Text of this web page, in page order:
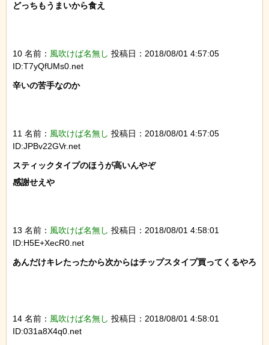
どっちもうまいから食え
10 名前： 風吹けば名無し 投稿日：2018/08/01 4:57:05
ID:T7yQfUMs0.net
辛いの苦手なのか
11 名前： 風吹けば名無し 投稿日：2018/08/01 4:57:05
ID:JPBv22GVr.net
スティックタイプのほうが高いんやぞ
感謝せえや
13 名前： 風吹けば名無し 投稿日：2018/08/01 4:58:01
ID:H5E+XecR0.net
あんだけキレたったから次からはチップスタイプ買ってくるやろ
14 名前： 風吹けば名無し 投稿日：2018/08/01 4:58:01
ID:031a8X4q0.net